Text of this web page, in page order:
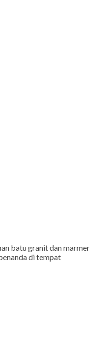
batu granit dan marmer
di tempat